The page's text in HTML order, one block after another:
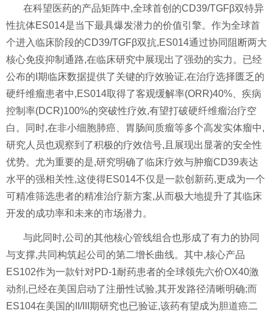
在科望医药的产品矩阵中,全球首创的CD39/TGFβ双特异
性抗体ES014是当下最具爆发潜力的价值引擎。作为全球首
个进入临床阶段的CD39/TGFβ双抗,ES014通过协同阻断两大
核心免疫抑制通路,在临床研究中展现出了强劲的实力。已经
公布的I期临床数据提供了关键的疗效验证,在治疗选择匮乏的
硬纤维瘤患者中,ES014取得了客观缓解率(ORR)40%、疾病
控制率(DCR)100%的突破性疗效,有望打破硬纤维瘤治疗空
白。同时,在非小细胞肺癌、胃肠间质瘤等多个高发实体瘤中,
研究人员也观察到了积极的疗效信号,且展现出显著的安全性
优势。尤为重要的是,研究明确了临床疗效与肿瘤CD39表达
水平的强相关性,这使得ES014不仅是一款创新药,更成为一个
可精准筛选患者的精准治疗新方案,从而极大地提升了其临床
开发的成功率和未来的市场潜力。
与此同时,公司的其他核心管线组合也形成了有力的协同
与支撑,共同构筑起公司的第二增长曲线。其中,核心产品
ES102作为一款针对PD-1耐药患者的全球领先六价OX40激
动剂,已经在美国启动了注册性试验,其开发路径清晰明确;而
ES104在美国的II/III期研究也已验证,该药有望成为胆道癌二